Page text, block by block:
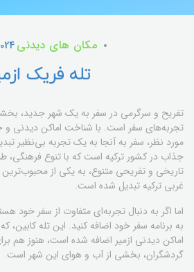
مکان های دیدنی30/07/2024
تله فریک
تفریح ​​و سرگرمی در سفر به یک شهر جدید،
تجربه‌های سفر است. با شناخت اماکن دیدنی و
مورد نظر، سفر به آنجا به یک تجربه بی‌نظیر
جذاب در کشور ترکیه است که با تنوع فرهنگی،
تاریخی و تفریحی متنوع، به یکی از
غربی ترکیه تبدیل شده است.
اما اگر به دنبال تجربه‌ای متفاوت از سفر خود
اماکن دیدنی ازمیر اضافه شده است، هنوز هم
گردشگران، بخشی از آب و هوای این شهر است.